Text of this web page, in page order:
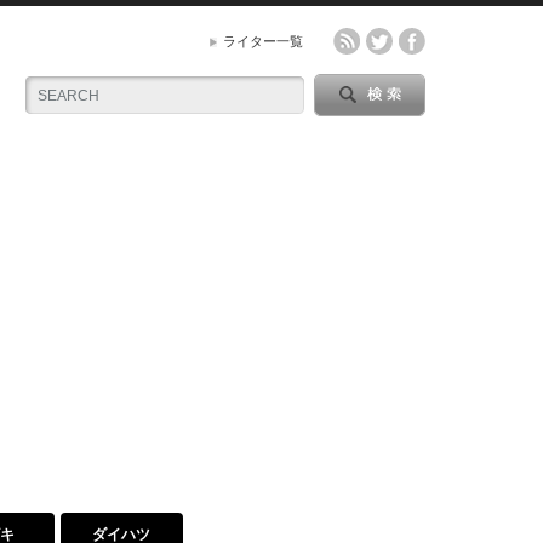
ライター一覧
ダイハツ